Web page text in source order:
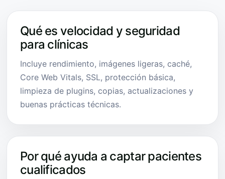
Qué es velocidad y seguridad
para clínicas
Incluye rendimiento, imágenes ligeras, caché,
Core Web Vitals, SSL, protección básica,
limpieza de plugins, copias, actualizaciones y
buenas prácticas técnicas.
Por qué ayuda a captar pacientes
cualificados